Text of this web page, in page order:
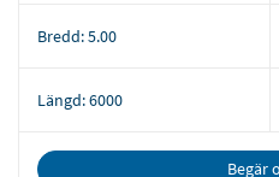
Bredd:5.00
Längd:6000
Begär